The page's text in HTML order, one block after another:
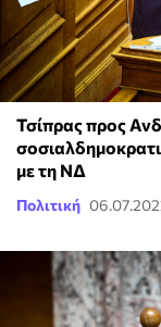
Τσίπρας προς
με τη ΝΔ
Πολιτική